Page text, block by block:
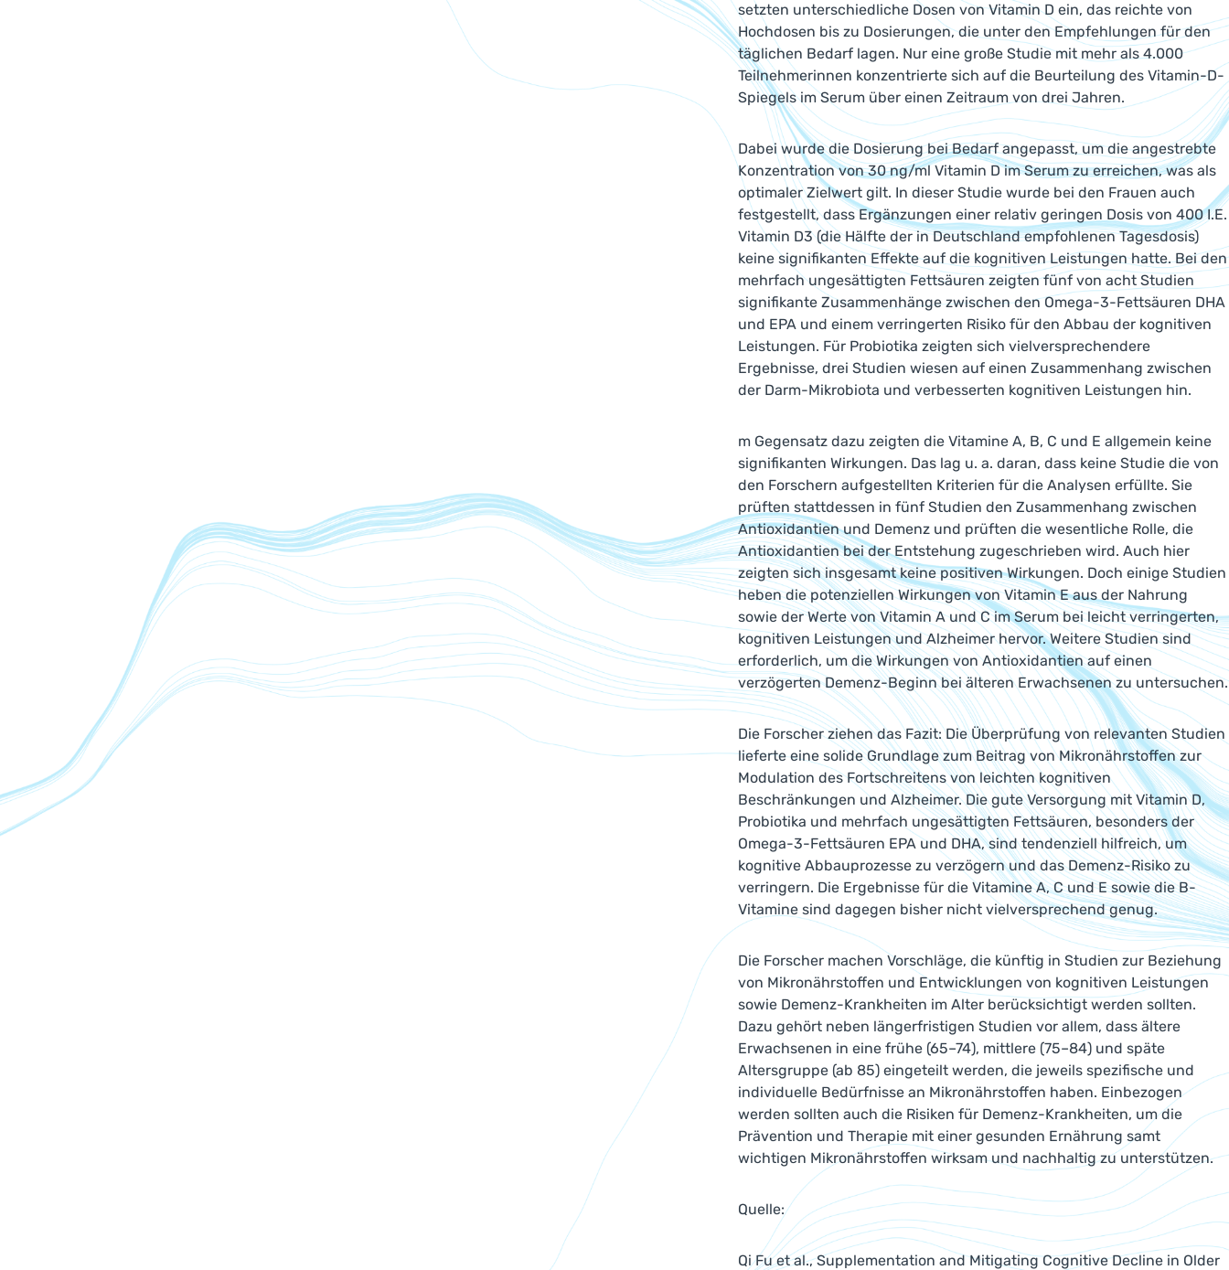
setzten unterschiedliche Dosen von Vitamin D ein, das reichte von
Hochdosen bis zu Dosierungen, die unter den Empfehlungen für den
täglichen Bedarf lagen. Nur eine große Studie mit mehr als 4.000
Teilnehmerinnen konzentrierte sich auf die Beurteilung des Vitamin-D-
Spiegels im Serum über einen Zeitraum von drei Jahren.
Dabei wurde die Dosierung bei Bedarf angepasst, um die angestrebte
Konzentration von 30 ng/ml Vitamin D im Serum zu erreichen, was als
optimaler Zielwert gilt. In dieser Studie wurde bei den Frauen auch
festgestellt, dass Ergänzungen einer relativ geringen Dosis von 400 I.E.
Vitamin D3 (die Hälfte der in Deutschland empfohlenen Tagesdosis)
keine signifikanten Effekte auf die kognitiven Leistungen hatte. Bei den
mehrfach ungesättigten Fettsäuren zeigten fünf von acht Studien
signifikante Zusammenhänge zwischen den Omega-3-Fettsäuren DHA
und EPA und einem verringerten Risiko für den Abbau der kognitiven
Leistungen. Für Probiotika zeigten sich vielversprechendere
Ergebnisse, drei Studien wiesen auf einen Zusammenhang zwischen
der Darm-Mikrobiota und verbesserten kognitiven Leistungen hin.
m Gegensatz dazu zeigten die Vitamine A, B, C und E allgemein keine
signifikanten Wirkungen. Das lag u. a. daran, dass keine Studie die von
den Forschern aufgestellten Kriterien für die Analysen erfüllte. Sie
prüften stattdessen in fünf Studien den Zusammenhang zwischen
Antioxidantien und Demenz und prüften die wesentliche Rolle, die
Antioxidantien bei der Entstehung zugeschrieben wird. Auch hier
zeigten sich insgesamt keine positiven Wirkungen. Doch einige Studien
heben die potenziellen Wirkungen von Vitamin E aus der Nahrung
sowie der Werte von Vitamin A und C im Serum bei leicht verringerten,
kognitiven Leistungen und Alzheimer hervor. Weitere Studien sind
erforderlich, um die Wirkungen von Antioxidantien auf einen
verzögerten Demenz-Beginn bei älteren Erwachsenen zu untersuchen.
Die Forscher ziehen das Fazit: Die Überprüfung von relevanten Studien
lieferte eine solide Grundlage zum Beitrag von Mikronährstoffen zur
Modulation des Fortschreitens von leichten kognitiven
Beschränkungen und Alzheimer. Die gute Versorgung mit Vitamin D,
Probiotika und mehrfach ungesättigten Fettsäuren, besonders der
Omega-3-Fettsäuren EPA und DHA, sind tendenziell hilfreich, um
kognitive Abbauprozesse zu verzögern und das Demenz-Risiko zu
verringern. Die Ergebnisse für die Vitamine A, C und E sowie die B-
Vitamine sind dagegen bisher nicht vielversprechend genug.
Die Forscher machen Vorschläge, die künftig in Studien zur Beziehung
von Mikronährstoffen und Entwicklungen von kognitiven Leistungen
sowie Demenz-Krankheiten im Alter berücksichtigt werden sollten.
Dazu gehört neben längerfristigen Studien vor allem, dass ältere
Erwachsenen in eine frühe (65–74), mittlere (75–84) und späte
Altersgruppe (ab 85) eingeteilt werden, die jeweils spezifische und
individuelle Bedürfnisse an Mikronährstoffen haben. Einbezogen
werden sollten auch die Risiken für Demenz-Krankheiten, um die
Prävention und Therapie mit einer gesunden Ernährung samt
wichtigen Mikronährstoffen wirksam und nachhaltig zu unterstützen.
Quelle:
Qi Fu et al., Supplementation and Mitigating Cognitive Decline in Older